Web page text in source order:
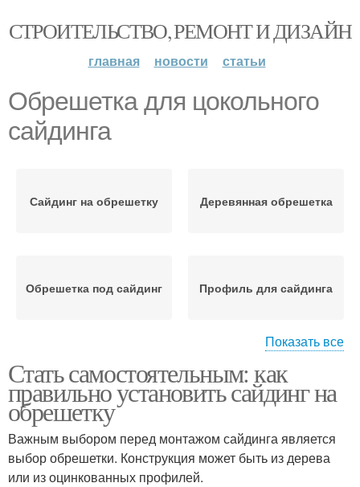
СТРОИТЕЛЬСТВО, РЕМОНТ И ДИЗАЙН
главная новости статьи
Обрешетка для цокольного
сайдинга
Сайдинг на обрешетку Деревянная обрешетка
Обрешетка под сайдинг Профиль для сайдинга
Пластиковая обрешетка
сайдинга
Сайдинг для обрешетки Сайдинг на обрешетке
Показать все
Стать самостоятельным: как
правильно установить сайдинг на
обрешетку
Важным выбором перед монтажом сайдинга является
выбор обрешетки. Конструкция может быть из дерева
или из оцинкованных профилей.